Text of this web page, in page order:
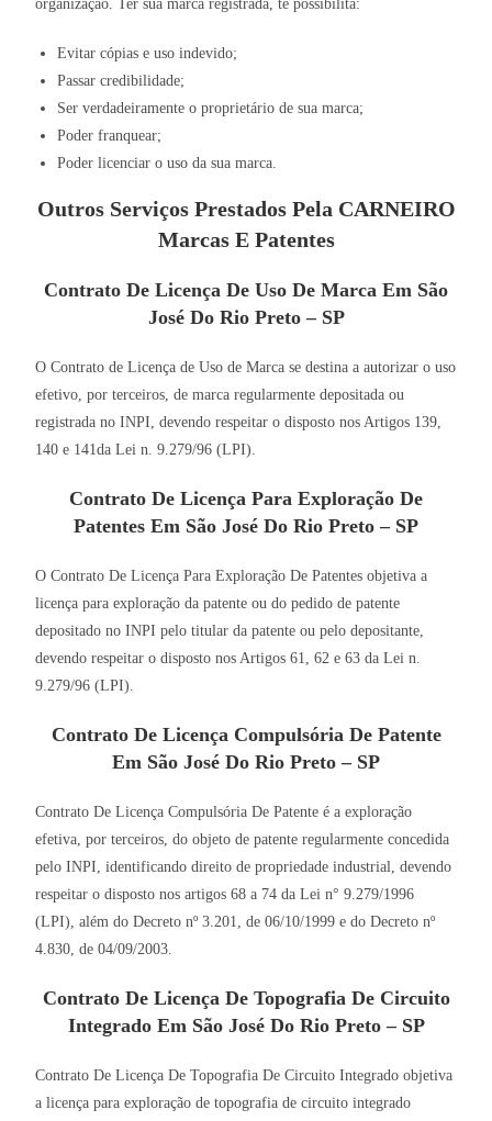
organização. Ter sua marca registrada, te possibilita:
Evitar cópias e uso indevido;
Passar credibilidade;
Ser verdadeiramente o proprietário de sua marca;
Poder franquear;
Poder licenciar o uso da sua marca.
Outros Serviços Prestados Pela CARNEIRO
Marcas E Patentes
Contrato De Licença De Uso De Marca Em São
José Do Rio Preto – SP
O Contrato de Licença de Uso de Marca se destina a autorizar o uso
efetivo, por terceiros, de marca regularmente depositada ou
registrada no INPI, devendo respeitar o disposto nos Artigos 139,
140 e 141da Lei n. 9.279/96 (LPI).
Contrato De Licença Para Exploração De
Patentes Em São José Do Rio Preto – SP
O Contrato De Licença Para Exploração De Patentes objetiva a
licença para exploração da patente ou do pedido de patente
depositado no INPI pelo titular da patente ou pelo depositante,
devendo respeitar o disposto nos Artigos 61, 62 e 63 da Lei n.
9.279/96 (LPI).
Contrato De Licença Compulsória De Patente
Em São José Do Rio Preto – SP
Contrato De Licença Compulsória De Patente é a exploração
efetiva, por terceiros, do objeto de patente regularmente concedida
pelo INPI, identificando direito de propriedade industrial, devendo
respeitar o disposto nos artigos 68 a 74 da Lei n° 9.279/1996
(LPI), além do Decreto nº 3.201, de 06/10/1999 e do Decreto nº
4.830, de 04/09/2003.
Contrato De Licença De Topografia De Circuito
Integrado Em São José Do Rio Preto – SP
Contrato De Licença De Topografia De Circuito Integrado objetiva
a licença para exploração de topografia de circuito integrado